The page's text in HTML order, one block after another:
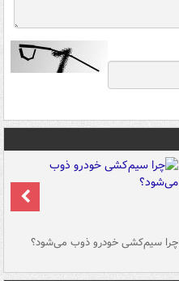
چرا سیم‌کشی خودرو ذوب می‌شود؟